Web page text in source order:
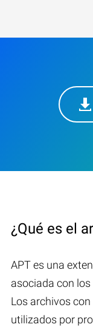
¿Qué es el
APT es una
asociada con
Los archivos
utilizados por